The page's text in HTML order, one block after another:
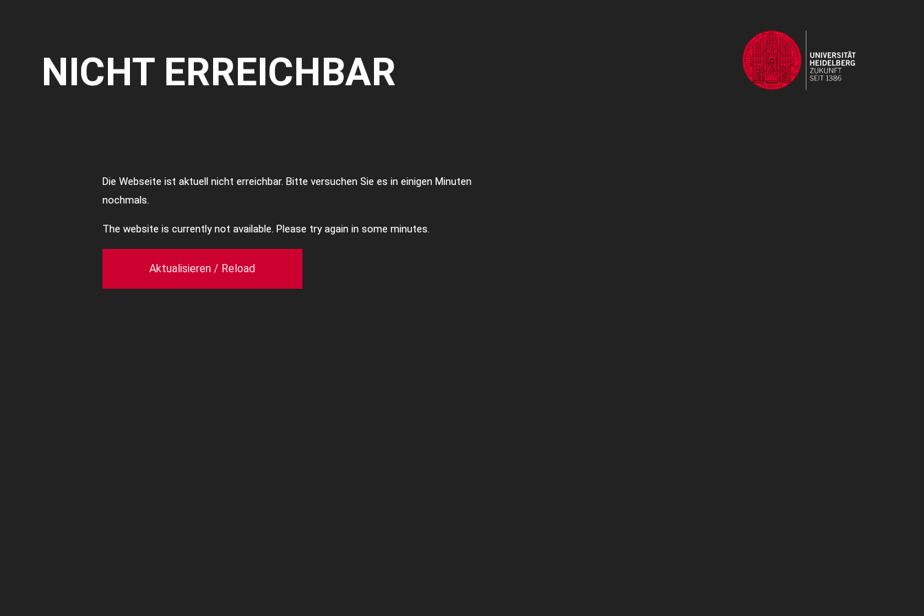
NICHT ERREICHBAR
Die Webseite ist aktuell nicht erreichbar. Bitte versuchen Sie es in einigen Minuten
nochmals.
The website is currently not available. Please try again in some minutes.
Aktualisieren / Reload